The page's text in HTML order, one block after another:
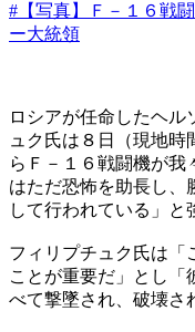
#【写真】Ｆ－１６戦
ー大統領
ロシアが任命したヘル
ュク氏は８日（現地
らＦ－１６戦闘機が我
はただ恐怖を助長し、
して行われている」と
フィリプチュク氏は「
ことが重要だ」とし「
べて撃墜され、破壊さ